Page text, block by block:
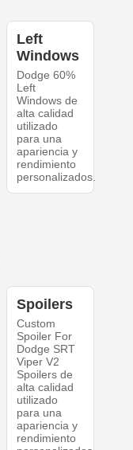
Left
Windows
Dodge 60%
Left
Windows de
alta calidad
utilizado
para una
apariencia y
rendimiento
personalizados.
Spoilers
Custom
Spoiler For
Dodge SRT
Viper V2
Spoilers de
alta calidad
utilizado
para una
apariencia y
rendimiento